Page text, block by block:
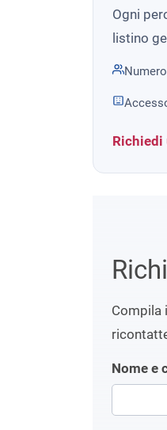
Ogni
listino
Richiedi
Compila
Nome e